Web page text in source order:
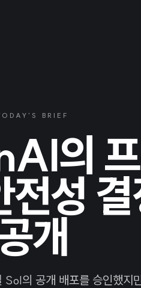
BRIEF
의 프
성
개
의 공개 배포를 승인했지